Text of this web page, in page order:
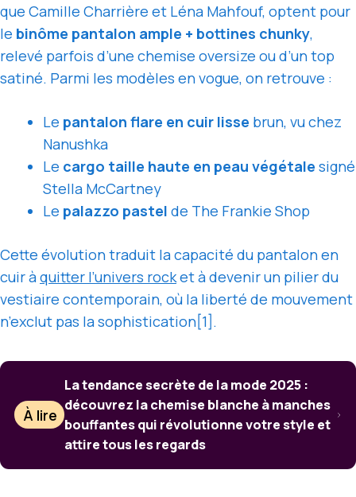
que Camille Charrière et Léna Mahfouf, optent pour
le binôme pantalon ample + bottines chunky,
relevé parfois d’une chemise oversize ou d’un top
satiné. Parmi les modèles en vogue, on retrouve :
Le pantalon flare en cuir lisse brun, vu chez
Nanushka
Le cargo taille haute en peau végétale signé
Stella McCartney
Le palazzo pastel de The Frankie Shop
Cette évolution traduit la capacité du pantalon en
cuir àquitter l’univers rocket à devenir un pilier du
vestiaire contemporain, où la liberté de mouvement
n’exclut pas la sophistication[1].
À lire
La tendance secrète de la mode 2025 :
découvrez la chemise blanche à manches
bouffantes qui révolutionne votre style et
attire tous les regards